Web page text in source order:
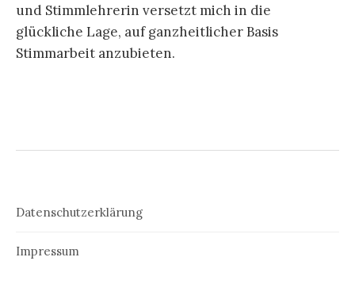
und Stimmlehrerin versetzt mich in die
glückliche Lage, auf ganzheitlicher Basis
Stimmarbeit anzubieten.
Datenschutzerklärung
Impressum